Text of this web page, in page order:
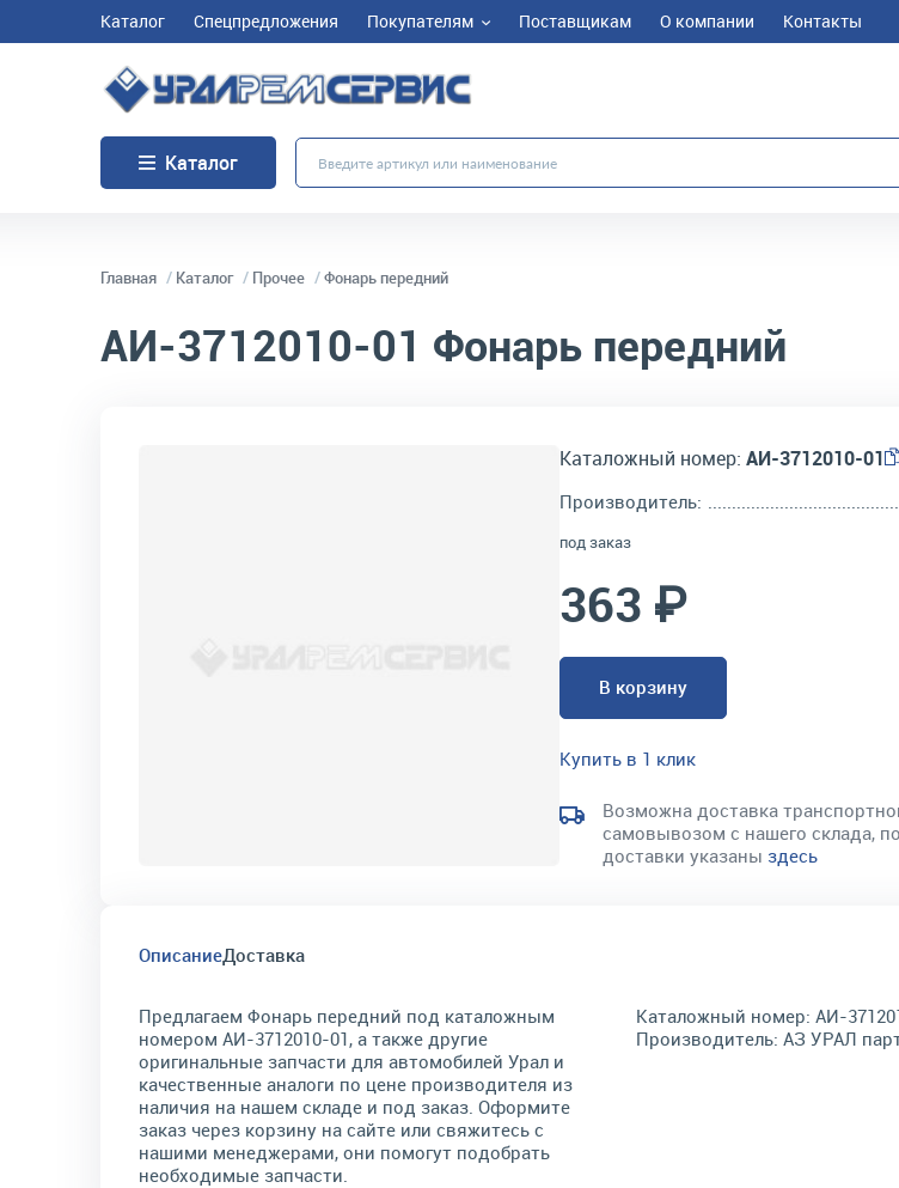
Каталог Спецпредложения Покупателям Поставщикам О компании Контакты
Каталог
Главная Каталог Прочее Фонарь передний
АИ-3712010-01 Фонарь передний
Каталожный номер: АИ-3712010-01
Производитель:
под заказ
363 ₽
В корзину
Купить в 1 клик
Возможна доставка
самовывозом с нашего склада,
доставки указаны здесь
ОписаниеДоставка
Предлагаем Фонарь передний под каталожным
номером АИ-3712010-01, а также другие
оригинальные запчасти для автомобилей Урал и
качественные аналоги по цене производителя из
наличия на нашем складе и под заказ. Оформите
заказ через корзину на сайте или свяжитесь с
нашими менеджерами, они помогут подобрать
необходимые запчасти.
Каталожный номер: АИ-
Производитель: АЗ УРАЛ